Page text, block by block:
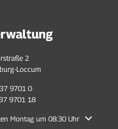
2
Loccum
9701 0
9701 18
oder Schließzeiten auszublenden
Montag um 08:30 Uhr